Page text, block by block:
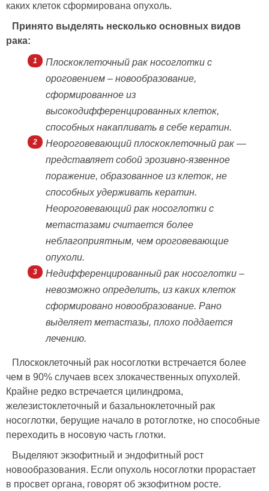
каких клеток сформирована опухоль.
Принято выделять несколько основных видов
рака:
Плоскоклеточный рак носоглотки с
ороговением – новообразование,
сформированное из
высокодифференцированных клеток,
способных накапливать в себе кератин.
Неороговевающий плоскоклеточный рак —
представляет собой эрозивно-язвенное
поражение, образованное из клеток, не
способных удерживать кератин.
Неороговевающий рак носоглотки с
метастазами считается более
неблагоприятным, чем ороговевающие
опухоли.
Недифференцированный рак носоглотки –
невозможно определить, из каких клеток
сформировано новообразование. Рано
выделяет метастазы, плохо поддается
лечению.
Плоскоклеточный рак носоглотки встречается более
чем в 90% случаев всех злокачественных опухолей.
Крайне редко встречается цилиндрома,
железистоклеточный и базальноклеточный рак
носоглотки, берущие начало в ротоглотке, но способные
переходить в носовую часть глотки.
Выделяют экзофитный и эндофитный рост
новообразования. Если опухоль носоглотки прорастает
в просвет органа, говорят об экзофитном росте.